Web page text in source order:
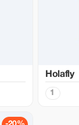
Holafly
1